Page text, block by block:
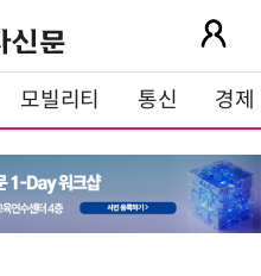
모빌리티 통신 경제